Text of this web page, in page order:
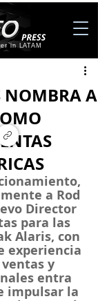
in LATAM
NOMBRA A
a Rod
Director
para las
Alaris, con
experiencia
y
entra
impulsar la